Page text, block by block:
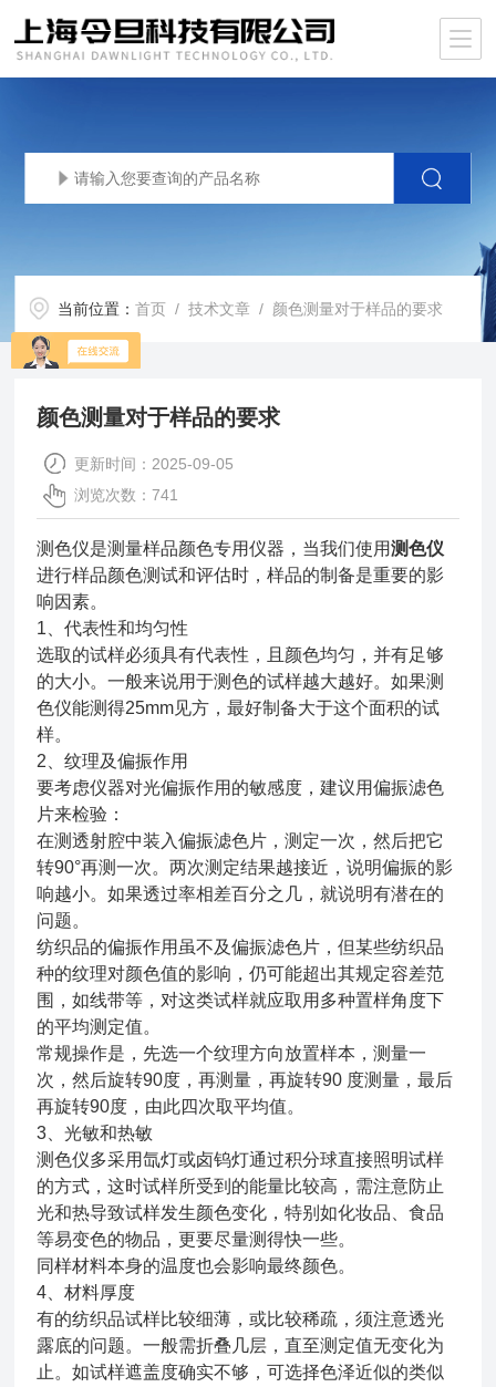
当前位置：首页 /技术文章 / 颜色测量对于样品的要求
颜色测量对于样品的要求
更新时间：2025-09-05
浏览次数：741
测色仪是测量样品颜色专用仪器，当我们使用测色仪
进行样品颜色测试和评估时，样品的制备是重要的影
响因素。
1、代表性和均匀性
选取的试样必须具有代表性，且颜色均匀，并有足够
的大小。一般来说用于测色的试样越大越好。如果测
色仪能测得25mm见方，最好制备大于这个面积的试
样。
2、纹理及偏振作用
要考虑仪器对光偏振作用的敏感度，建议用偏振滤色
片来检验：
在测透射腔中装入偏振滤色片，测定一次，然后把它
转90°再测一次。两次测定结果越接近，说明偏振的影
响越小。如果透过率相差百分之几，就说明有潜在的
问题。
纺织品的偏振作用虽不及偏振滤色片，但某些纺织品
种的纹理对颜色值的影响，仍可能超出其规定容差范
围，如线带等，对这类试样就应取用多种置样角度下
的平均测定值。
常规操作是，先选一个纹理方向放置样本，测量一
次，然后旋转90度，再测量，再旋转90 度测量，最后
再旋转90度，由此四次取平均值。
3、光敏和热敏
测色仪多采用氙灯或卤钨灯通过积分球直接照明试样
的方式，这时试样所受到的能量比较高，需注意防止
光和热导致试样发生颜色变化，特别如化妆品、食品
等易变色的物品，更要尽量测得快一些。
同样材料本身的温度也会影响最终颜色。
4、材料厚度
有的纺织品试样比较细薄，或比较稀疏，须注意透光
露底的问题。一般需折叠几层，直至测定值无变化为
止。如试样遮盖度确实不够，可选择色泽近似的类似